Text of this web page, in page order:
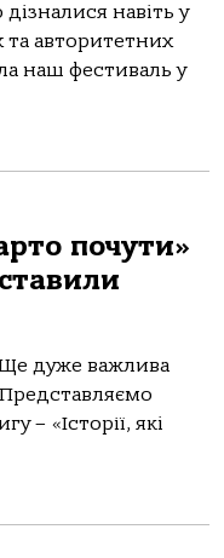
навіть у
та авторитетних
наш фестиваль у
почути»
дуже важлива
Представляємо
– «Історії, які